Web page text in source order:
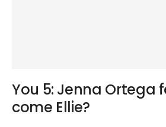
You 5: Jenna Ortega
come Ellie?